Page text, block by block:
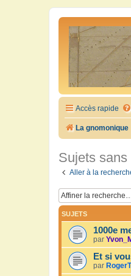
Accès rapide
La gnomonique
Sujets sans
Aller à la
SUJETS
1000e
par
Et si
par